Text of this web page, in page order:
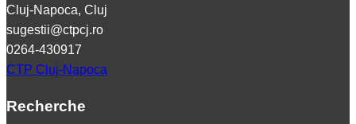
Cluj-Napoca, Cluj
sugestii@ctpcj.ro
0264-430917
CTP Cluj-Napoca
Recherche